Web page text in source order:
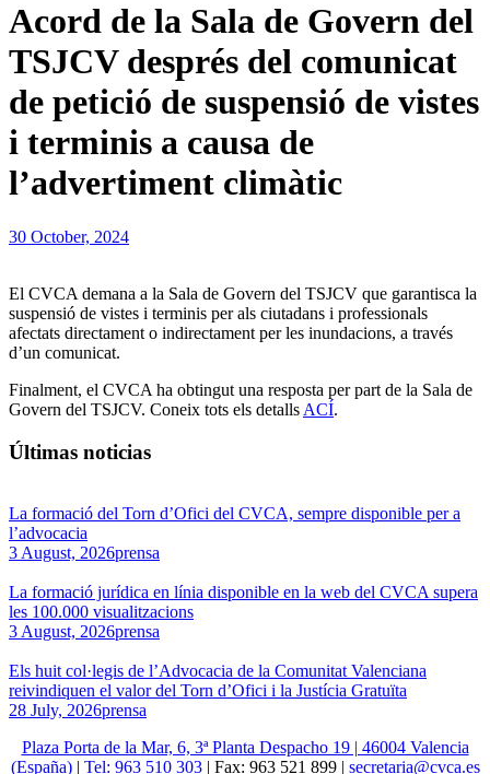
Acord de la Sala de Govern del
TSJCV després del comunicat
de petició de suspensió de vistes
i terminis a causa de
l’advertiment climàtic
30 October, 2024
El CVCA demana a la Sala de Govern del TSJCV que garantisca la
suspensió de vistes i terminis per als ciutadans i professionals
afectats directament o indirectament per les inundacions, a través
d’un comunicat.
Finalment, el CVCA ha obtingut una resposta per part de la Sala de
Govern del TSJCV. Coneix tots els detalls ACÍ.
Últimas noticias
La formació del Torn d’Ofici del CVCA, sempre disponible per a
l’advocacia
3 August, 2026prensa
La formació jurídica en línia disponible en la web del CVCA supera
les 100.000 visualitzacions
3 August, 2026prensa
Els huit col·legis de l’Advocacia de la Comunitat Valenciana
reivindiquen el valor del Torn d’Ofici i la Justícia Gratuïta
28 July, 2026prensa
Plaza Porta de la Mar, 6, 3ª Planta Despacho 19 | 46004 Valencia
(España) | Tel: 963 510 303 | Fax: 963 521 899 | secretaria@cvca.es